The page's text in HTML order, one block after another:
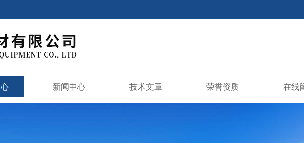
新闻中心 技术文章 荣誉资质 在线